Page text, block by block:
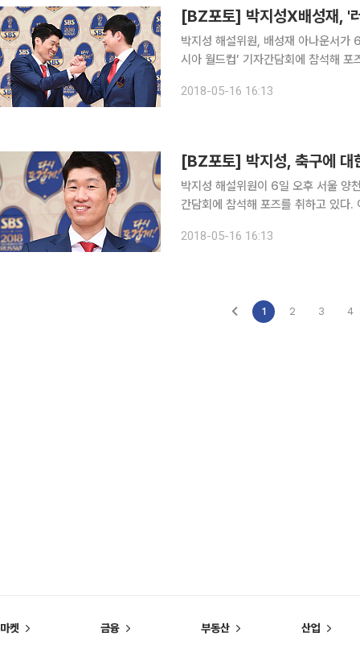
[BZ포토] 박지성X배성재, '
박지성 해설위원, 배성재 아나운서가
시아 월드컵’ 기자간담회에 참석해 포즈를 취하고 있다. 이번 월
리고 SBS 박지성 해설위원이 맡아 진
2018-05-16 16:13
[BZ포토] 박지성, 축구에 대
박지성 해설위원이 6일 오후 서울 양
간담회에 참석해 포즈를 취하고 있다. 이번 월드컵에서는 2002년 월드컵 4강 주역의 해설진들의
해설위원이 맡아 진행한다.
2018-05-16 16:13
1 2 3 4
마켓 금융 부동산 산업